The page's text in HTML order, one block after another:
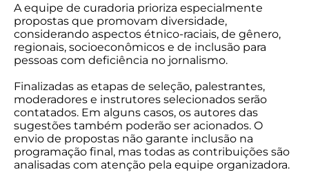
A equipe de curadoria prioriza especialmente
propostas que promovam diversidade,
considerando aspectos étnico-raciais, de gênero,
regionais, socioeconômicos e de inclusão para
pessoas com deficiência no jornalismo.
Finalizadas as etapas de seleção, palestrantes,
moderadores e instrutores selecionados serão
contatados. Em alguns casos, os autores das
sugestões também poderão ser acionados. O
envio de propostas não garante inclusão na
programação final, mas todas as contribuições são
analisadas com atenção pela equipe organizadora.